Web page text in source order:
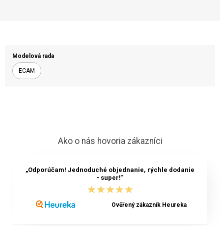
Modelová rada
ECAM
Ako o nás hovoria zákazníci
„Odporúčam! Jednoduché objednanie, rýchle dodanie
- super!“
★★★★★
★★★★★
Ověřený zákazník Heureka